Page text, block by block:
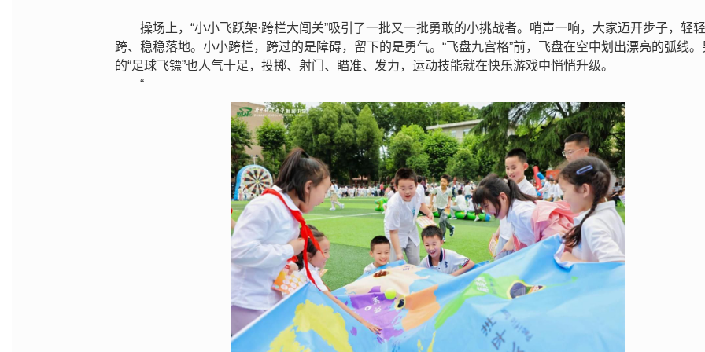
操场上，“小小飞跃架·跨栏大闯关”吸引了一批又一批勇敢的小挑战者。哨声一响，大家迈开步子，轻
跨、稳稳落地。小小跨栏，跨过的是障碍，留下的是勇气。“飞盘九宫格”前，飞盘在空中划出漂亮的弧线。
的“足球飞镖”也人气十足，投掷、射门、瞄准、发力，运动技能就在快乐游戏中悄悄升级。
“